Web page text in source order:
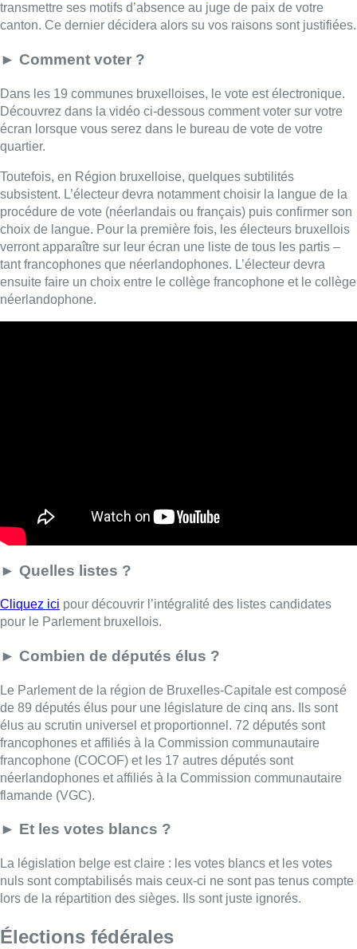
transmettre ses motifs d’absence au juge de paix de votre
canton. Ce dernier décidera alors su vos raisons sont justifiées.
► Comment voter ?
Dans les 19 communes bruxelloises, le vote est électronique.
Découvrez dans la vidéo ci-dessous comment voter sur votre
écran lorsque vous serez dans le bureau de vote de votre
quartier.
Toutefois, en Région bruxelloise, quelques subtilités
subsistent. L’électeur devra notamment choisir la langue de la
procédure de vote (néerlandais ou français) puis confirmer son
choix de langue. Pour la première fois, les électeurs bruxellois
verront apparaître sur leur écran une liste de tous les partis –
tant francophones que néerlandophones. L’électeur devra
ensuite faire un choix entre le collège francophone et le collège
néerlandophone.
► Quelles listes ?
Cliquez ici pour découvrir l’intégralité des listes candidates
pour le Parlement bruxellois.
► Combien de députés élus ?
Le Parlement de la région de Bruxelles-Capitale est composé
de 89 députés élus pour une législature de cinq ans. Ils sont
élus au scrutin universel et proportionnel. 72 députés sont
francophones et affiliés à la Commission communautaire
francophone (COCOF) et les 17 autres députés sont
néerlandophones et affiliés à la Commission communautaire
flamande (VGC).
► Et les votes blancs ?
La législation belge est claire : les votes blancs et les votes
nuls sont comptabilisés mais ceux-ci ne sont pas tenus compte
lors de la répartition des sièges. Ils sont juste ignorés.
Élections fédérales